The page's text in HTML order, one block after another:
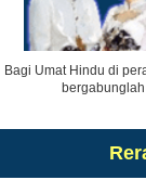
Bagi Umat Hindu di